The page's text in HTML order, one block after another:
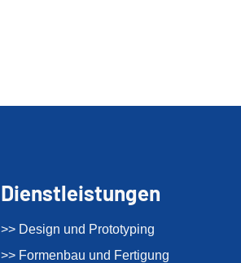
Dienstleistungen
>> Design und Prototyping
>> Formenbau und Fertigung